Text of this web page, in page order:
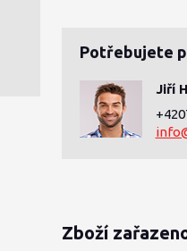
Potřebujete
Jiří
Zboží